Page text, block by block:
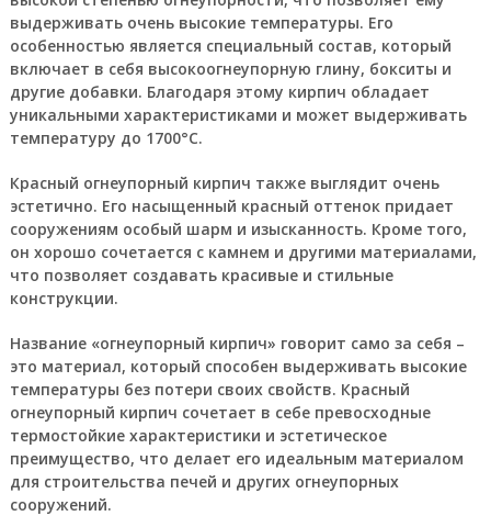
выдерживать очень высокие температуры. Его
особенностью является специальный состав, который
включает в себя высокоогнеупорную глину, бокситы и
другие добавки. Благодаря этому кирпич обладает
уникальными характеристиками и может выдерживать
температуру до 1700°C.
Красный огнеупорный кирпич также выглядит очень
эстетично. Его насыщенный красный оттенок придает
сооружениям особый шарм и изысканность. Кроме того,
он хорошо сочетается с камнем и другими материалами,
что позволяет создавать красивые и стильные
конструкции.
Название «огнеупорный кирпич» говорит само за себя –
это материал, который способен выдерживать высокие
температуры без потери своих свойств. Красный
огнеупорный кирпич сочетает в себе превосходные
термостойкие характеристики и эстетическое
преимущество, что делает его идеальным материалом
для строительства печей и других огнеупорных
сооружений.